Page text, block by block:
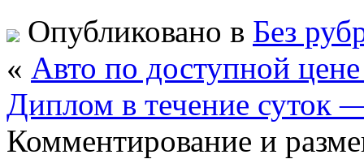
Опубликовано в Без
« Авто по доступной
Диплом в течение суток
Комментирование и